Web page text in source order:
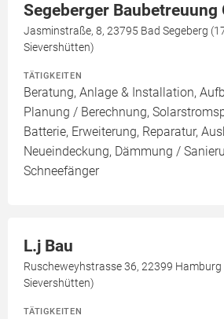
Segeberger Baubetreuung
Jasminstraße, 8, 23795 Bad Segeberg
Sievershütten)
TÄTIGKEITEN
Beratung, Anlage & Installation,
Planung / Berechnung,
Batterie, Erweiterung, Reparatur,
Neueindeckung, Dämmung /
Schneefänger
L.j Bau
Ruscheweyhstrasse 36, 22399
Sievershütten)
TÄTIGKEITEN